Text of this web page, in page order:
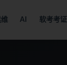
AI 软考考证